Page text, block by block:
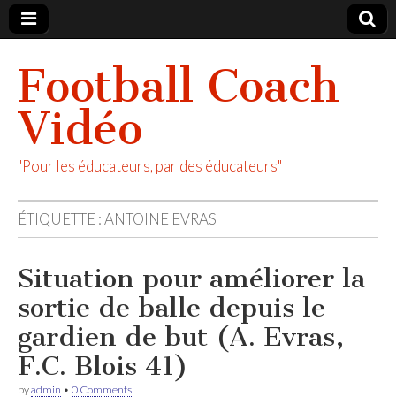
Football Coach
Vidéo
"Pour les éducateurs, par des éducateurs"
ÉTIQUETTE :ANTOINE EVRAS
Situation pour améliorer la
sortie de balle depuis le
gardien de but (A. Evras,
F.C. Blois 41)
byadmin • 0 Comments